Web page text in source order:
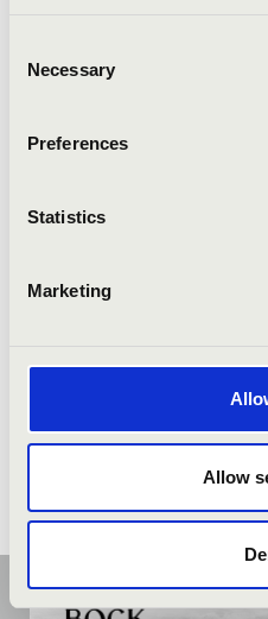
Selection
Necessary
Preferences
Statistics
Marketing
Allow
genfi zs. – Orgelbüchlein
Improvizáció az Úrnak
dallamára (variációk)
dallamára